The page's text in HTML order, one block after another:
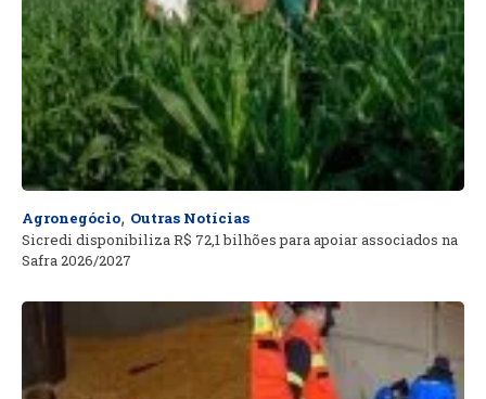
Agronegócio, Outras Notícias
Sicredi disponibiliza R$ 72,1 bilhões para apoiar associados na
Safra 2026/2027